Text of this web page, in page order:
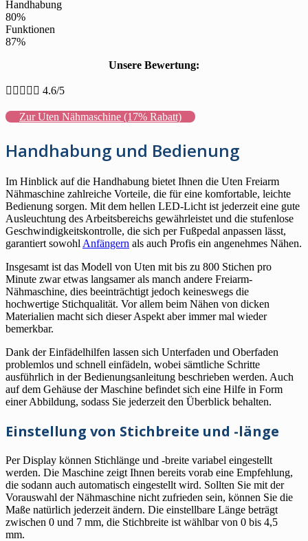
Handhabung
80%
Funktionen
87%
Unsere Bewertung:
     4.6/5
Zur Uten Nähmaschine (17% Rabatt)
Handhabung und Bedienung
Im Hinblick auf die Handhabung bietet Ihnen die Uten Freiarm
Nähmaschine zahlreiche Vorteile, die für eine komfortable, leichte
Bedienung sorgen. Mit dem hellen LED-Licht ist jederzeit eine gute
Ausleuchtung des Arbeitsbereichs gewährleistet und die stufenlose
Geschwindigkeitskontrolle, die sich per Fußpedal anpassen lässt,
garantiert sowohl Anfängern als auch Profis ein angenehmes Nähen.
Insgesamt ist das Modell von Uten mit bis zu 800 Stichen pro
Minute zwar etwas langsamer als manch andere Freiarm-
Nähmaschine, dies beeinträchtigt jedoch keineswegs die
hochwertige Stichqualität. Vor allem beim Nähen von dicken
Materialien macht sich dieser Aspekt aber immer mal wieder
bemerkbar.
Dank der Einfädelhilfen lassen sich Unterfaden und Oberfaden
problemlos und schnell einfädeln, wobei sämtliche Schritte
ausführlich in der Bedienungsanleitung beschrieben werden. Auch
auf dem Gehäuse der Maschine befindet sich eine Hilfe in Form
einer Abbildung, sodass Sie jederzeit den Überblick behalten.
Einstellung von Stichbreite und -länge
Per Display können Stichlänge und -breite variabel eingestellt
werden. Die Maschine zeigt Ihnen bereits vorab eine Empfehlung,
die sodann auch automatisch eingestellt wird. Sollten Sie mit der
Vorauswahl der Nähmaschine nicht zufrieden sein, können Sie die
Maße natürlich jederzeit ändern. Die einstellbare Länge beträgt
zwischen 0 und 7 mm, die Stichbreite ist wählbar von 0 bis 4,5
mm.